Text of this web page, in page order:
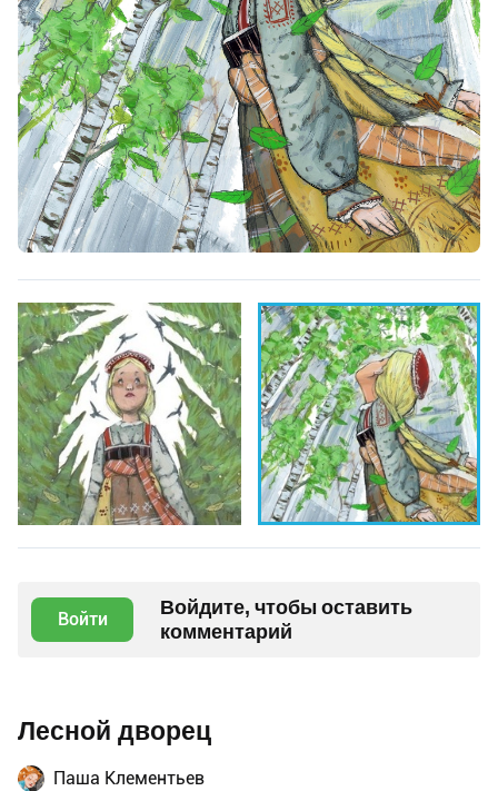
Войти
Войдите, чтобы оставить
комментарий
Лесной дворец
Паша Клементьев